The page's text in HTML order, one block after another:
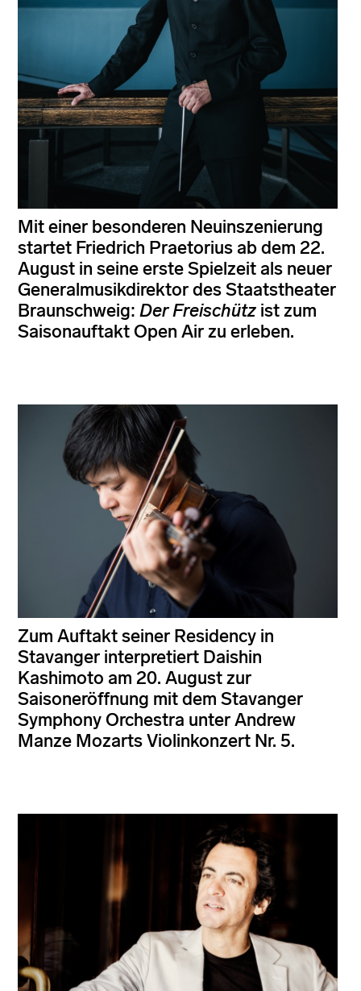
Mit einer besonderen Neuinszenierung
startet Friedrich Praetorius ab dem 22.
August in seine erste Spielzeit als neuer
Generalmusikdirektor des Staatstheater
Braunschweig: Der Freischütz ist zum
Saisonauftakt Open Air zu erleben.
Zum Auftakt seiner Residency in
Stavanger interpretiert Daishin
Kashimoto am 20. August zur
Saisoneröffnung mit dem Stavanger
Symphony Orchestra unter Andrew
Manze Mozarts Violinkonzert Nr. 5.